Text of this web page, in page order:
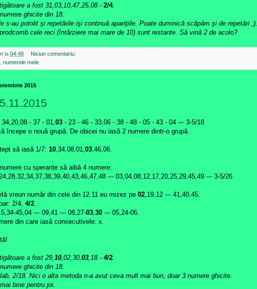
a fost 31,03,10,47,25,08 - 2/4.
numere ghicite din 18.
s-au potolit şi repetările işi continuă apariţiile. Poate duminică scăpăm şi de repetări ;).
cele reci (întârziere mai mare de 10) sunt restante. Să vină 2 de acolo?
la 04:48
Niciun comentariu:
numerele mele
2015
- 37 - 01, 03 - 23 - 46 - 33,06 - 38 - 48 - 05 - 43 - 04 --- 3-5/18
începe o nouă grupă. De obicei nu iasă 2 numere dintr-o grupă.
să iasă 1/7: 10 ,34,08,01, 03 ,46,06.
cu speranțe să aibă 4 numere:
--- 03,04,08,12,17,20,25,29,45,49 --- 3-5/26
vreun număr din cele din 12.11 eu mizez pe 02 ,19,12 --- 41,40,45.
2/4, 4/2
45,04 --- 09,41 --- 08,27-03 30 --- 05,24-06.
din care iasă consecutivele: x.
a fost 29, 10 ,02,30, 03 ,18 - 4/2
ghicite din 18.
2/18. Nici o alta metoda n-a avut ceva mult mai bun, doar 3 numere ghicite.
bine pentru joi.